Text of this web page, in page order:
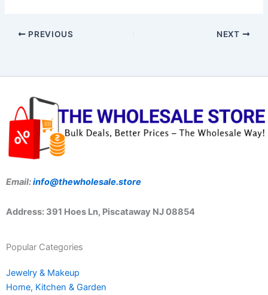
PREVIOUS NEXT
Email:info@thewholesale.store
Address: 391 Hoes Ln, Piscataway NJ 08854
Popular Categories
Jewelry & Makeup
Home, Kitchen & Garden